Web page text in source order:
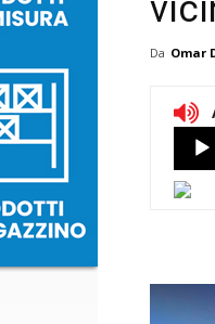
Da Omar
Lettore
Audio